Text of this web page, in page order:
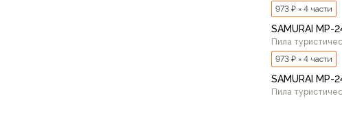
973 ₽ × 4 части
SAMURAI MP-
Пила
973 ₽ × 4 части
SAMURAI MP-
Пила